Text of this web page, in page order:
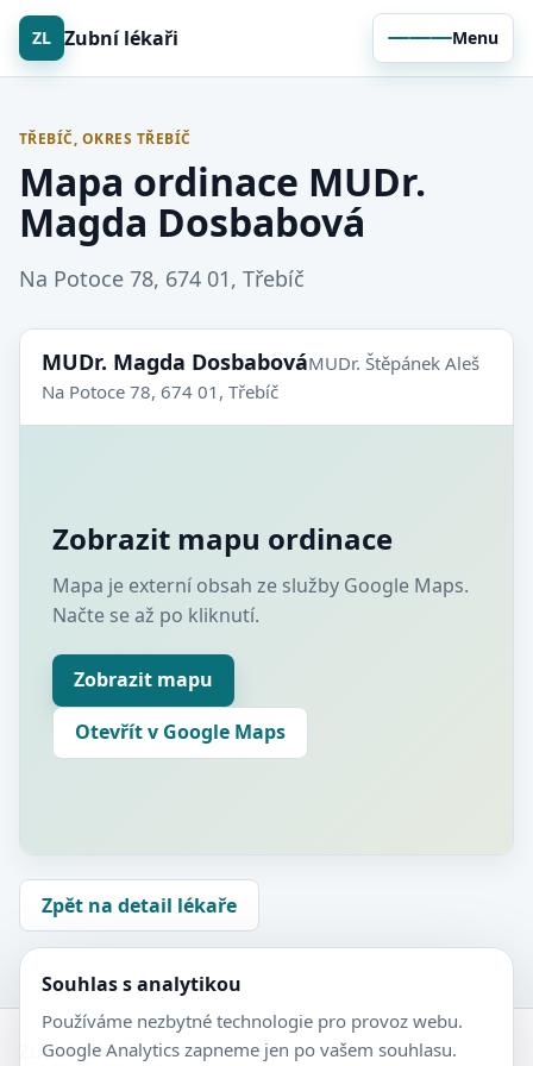
ZL Zubní lékaři Menu
TŘEBÍČ, OKRES TŘEBÍČ
Mapa ordinace MUDr.
Magda Dosbabová
Na Potoce 78, 674 01, Třebíč
MUDr. Magda DosbabováMUDr. Štěpánek Aleš
Na Potoce 78, 674 01, Třebíč
Zobrazit mapu ordinace
Mapa je externí obsah ze služby Google Maps.
Načte se až po kliknutí.
Zobrazit mapu
Otevřít v Google Maps
Zpět na detail lékaře
Zubní-lékaři.cz
Souhlas s analytikou
Používáme nezbytné technologie pro provoz webu.
Google Analytics zapneme jen po vašem souhlasu.